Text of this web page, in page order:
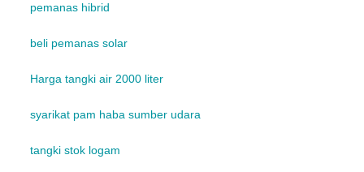
pemanas hibrid
beli pemanas solar
Harga tangki air 2000 liter
syarikat pam haba sumber udara
tangki stok logam